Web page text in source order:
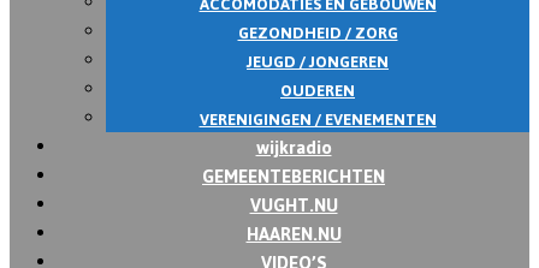
GEZONDHEID / ZORG
JEUGD / JONGEREN
OUDEREN
VERENIGINGEN / EVENEMENTEN
wijkradio
GEMEENTEBERICHTEN
VUGHT.NU
HAAREN.NU